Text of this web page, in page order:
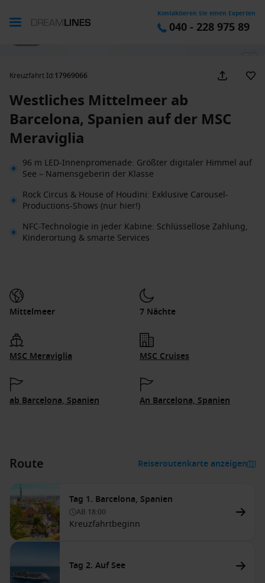
Kontaktieren Sie einen Experten
040 - 228 975 89
Kreuzfahrt Id:17969066
Westliches Mittelmeer ab
Barcelona, Spanien auf der MSC
Meraviglia
96 m LED-Innenpromenade: Größter digitaler Himmel auf
See – Namensgeberin der Klasse
Rock Circus & House of Houdini: Exklusive Carousel-
Productions-Shows (nur hier!)
NFC-Technologie in jeder Kabine: Schlüssellose Zahlung,
Kinderortung & smarte Services
Mittelmeer 7 Nächte
MSC Meraviglia MSC Cruises
ab Barcelona, Spanien An Barcelona, Spanien
Route Reiseroutenkarte anzeigen
Tag 1. Barcelona, Spanien
AB 18:00
Kreuzfahrtbeginn
Tag 2. Auf See